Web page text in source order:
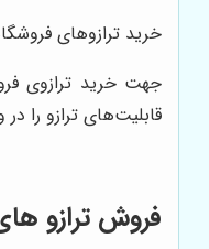
خرید ترازوهای
جهت خرید ترازوی
قابلیت‌های ترازو را
فروش ترازو